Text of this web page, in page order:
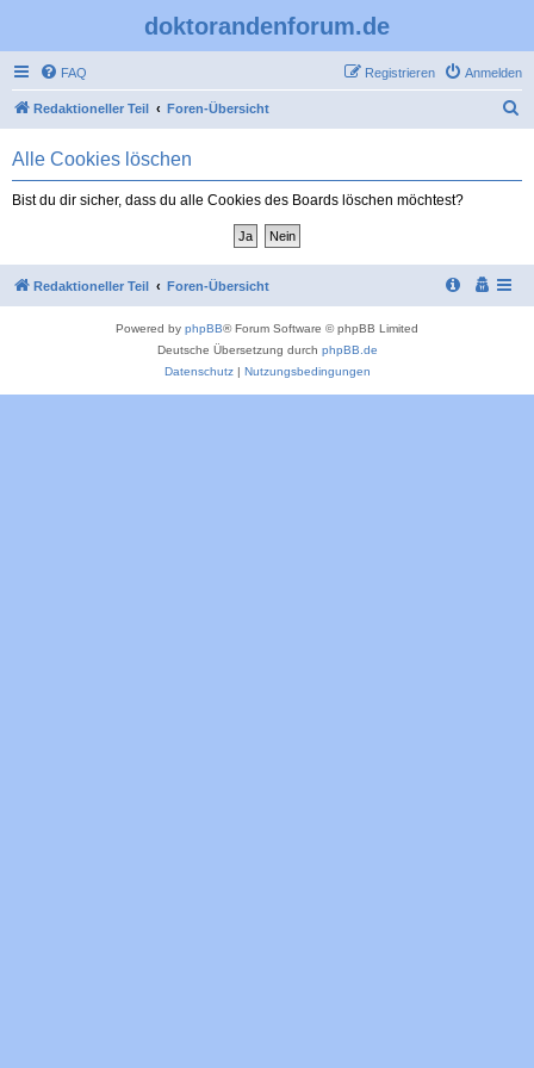
doktorandenforum.de
FAQ Anmelden
Registrieren
Redaktioneller Teil Foren-Übersicht
Alle Cookies löschen
Bist du dir sicher, dass du alle Cookies des Boards löschen möchtest?
Redaktioneller Teil Foren-Übersicht
Powered by phpBB® Forum Software © phpBB Limited
Deutsche Übersetzung durch phpBB.de
Datenschutz| Nutzungsbedingungen